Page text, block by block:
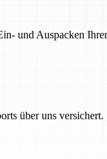
und Auspacken
über uns versichert.